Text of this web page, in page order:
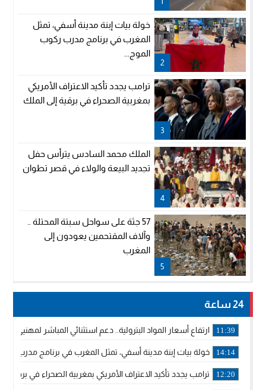
2
خولة بيات إبنة مدينة أسفي، تمثل
المغرب في برنامج مدرب ركوب
الموج...
3
ترامب يجدد تأكيد الاعتراف الأمريكي
بمغربية الصحراء في برقية إلى الملك
4
الملك محمد السادس يترأس حفل
تجديد البيعة والولاء في قصر تطوان
5
57 جثة على سواحل سبتة المحتلة ..
وآلاف المقتحمين يعودون إلى
المغرب
24 ساعة
11:39 ارتفاع أسعار المواد البترولية.. دعم استثنائي المباشر لمهنيي
14:14 خولة بيات إبنة مدينة أسفي، تمثل المغرب في برنامج مدرب
12:20 ترامب يجدد تأكيد الاعتراف الأمريكي بمغربية الصحراء في برقية